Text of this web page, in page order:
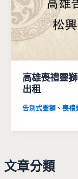
文章分類
高雄喪禮靈
出租
告別式靈獅、喪禮